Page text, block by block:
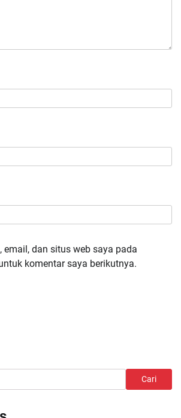
email, dan situs web saya pada
komentar saya berikutnya.
Cari